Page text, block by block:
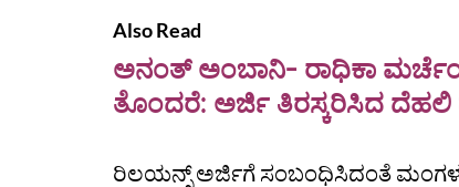
Also Read
ಅನಂತ್ ಅಂಬಾನಿ- ರಾಧಿಕಾ
ತೊಂದರೆ: ಅರ್ಜಿ ತಿರಸ್ಕರಿಸಿದ
ರಿಲಯನ್ಸ್‌ ಅರ್ಜಿಗೆ ಸಂಬಂಧಿಸಿದಂತೆ